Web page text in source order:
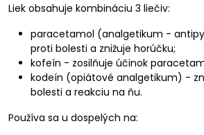
Liek obsahuje kombináciu 3 liečiv:
paracetamol (analgetikum -
proti bolesti a znižuje horúčku;
kofeín - zosilňuje účinok
kodeín (opiátové analgetikum) -
bolesti a reakciu na ňu.
Používa sa u dospelých na: